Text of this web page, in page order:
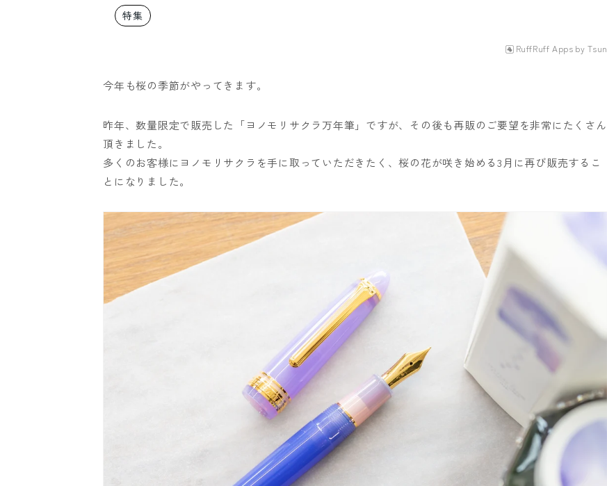
特集
RuffRuff Apps by Tsun
今年も桜の季節がやってきます。
昨年、数量限定で販売した「ヨノモリサクラ万年筆」ですが、その後も再販のご要望を非常にたくさん
頂きました。
多くのお客様にヨノモリサクラを手に取っていただきたく、桜の花が咲き始める3月に再び販売するこ
とになりました。